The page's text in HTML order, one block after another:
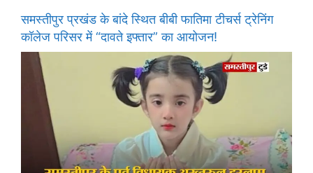
समस्तीपुर प्रखंड के बांदे स्थित बीबी फातिमा टीचर्स ट्रेनिंग
कॉलेज परिसर में “दावते इफ्तार” का आयोजन!